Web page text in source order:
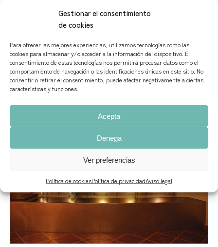
Gestionar el consentimiento
de cookies
Para ofrecer las mejores experiencias, utilizamos tecnologías como las
cookies para almacenar y/o acceder a la información del dispositivo. El
consentimiento de estas tecnologías nos permitirá procesar datos como el
comportamiento de navegación o las identificaciones únicas en este sitio. No
consentir o retirar el consentimiento, puede afectar negativamente a ciertas
características y funciones.
Acepta
Denega
Ver preferencias
Política de cookiesPolítica de privacidadAviso legal